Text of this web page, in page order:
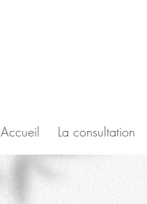
Accueil La consultation